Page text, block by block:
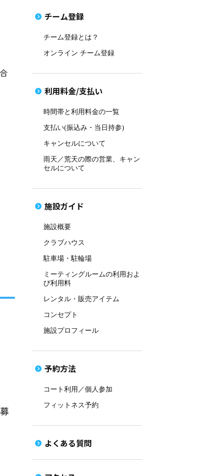
チーム登録
チーム登録とは？
オンライン チーム登録
利用料金/支払い
時間帯と利用料金の一覧
支払い(振込み・当日持参)
キャンセルについて
雨天／荒天の際の営業、キャン
セルについて
施設ガイド
施設概要
クラブハウス
駐車場・駐輪場
ミーティングルームの利用およ
び利用料
レンタル・販売アイテム
コンセプト
施設プロフィール
予約方法
コート利用／個人参加
フィットネス予約
よくある質問